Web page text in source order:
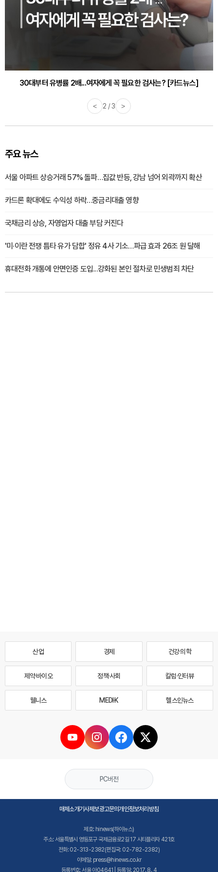
30대부터 유병률 2배...여자에게 꼭 필요한 검사는? [카드뉴스]
< 2 / 3 >
주요 뉴스
서울 아파트 상승거래 57% 돌파…집값 반등, 강남 넘어 외곽까지 확산
카드론 확대에도 수익성 하락…중금리대출 영향
국채금리 상승, 자영업자 대출 부담 커진다
'미·이란 전쟁 틈타 유가 담합' 정유 4사 기소…파급 효과 26조 원 달해
휴대전화 개통에 안면인증 도입...강화된 본인 절차로 민생범죄 차단
산업 경제 건강·의학
제약·바이오 정책·사회 칼럼·인터뷰
웰니스 MEDI·K 헬스인뉴스
PC버전
매체소개기사제보광고문의개인정보처리방침
제호: hinews(하이뉴스)
주소: 서울특별시 영등포구 국제금융로2길 17 시티플라자 421호
전화: 02-313-2382(편집국: 02-782-2382)
이메일: press@hinews.co.kr
등록번호: 서울,아04641 | 등록일: 2017. 8. 4